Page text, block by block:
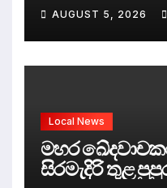
AUGUST 5, 2026
Local News
මහර
සිරමැදිරි තුළ